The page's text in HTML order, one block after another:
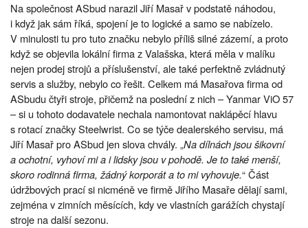
Na společnost ASbud narazil Jiří Masař v podstatě náhodou,
i když jak sám říká, spojení je to logické a samo se nabízelo.
V minulosti tu pro tuto značku nebylo příliš silné zázemí, a proto
když se objevila lokální firma z Valašska, která měla v malíku
nejen prodej strojů a příslušenství, ale také perfektně zvládnutý
servis a služby, nebylo co řešit. Celkem má Masařova firma od
ASbudu čtyři stroje, přičemž na poslední z nich – Yanmar ViO 57
– si u tohoto dodavatele nechala namontovat naklápěcí hlavu
s rotací značky Steelwrist. Co se týče dealerského servisu, má
Jiří Masař pro ASbud jen slova chvály. „Na dílnách jsou šikovní
a ochotní, vyhoví mi a i lidsky jsou v pohodě. Je to také menší,
skoro rodinná firma, žádný korporát a to mi vyhovuje.“ Část
údržbových prací si nicméně ve firmě Jiřího Masaře dělají sami,
zejména v zimních měsících, kdy ve vlastních garážích chystají
stroje na další sezonu.